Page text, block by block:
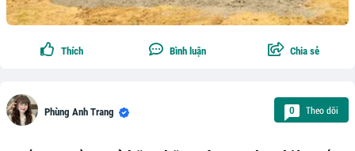
Thích Bình luận Chia sẻ
Phùng Anh Trang 0 Theo dõi